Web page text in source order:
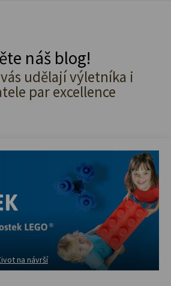
náš blog!
udělají výletníka i
par excellence
na návrší